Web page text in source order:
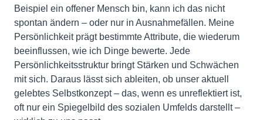
Beispiel ein offener Mensch bin, kann ich das nicht
spontan ändern – oder nur in Ausnahmefällen. Meine
Persönlichkeit prägt bestimmte Attribute, die wiederum
beeinflussen, wie ich Dinge bewerte. Jede
Persönlichkeitsstruktur bringt Stärken und Schwächen
mit sich. Daraus lässt sich ableiten, ob unser aktuell
gelebtes Selbstkonzept – das, wenn es unreflektiert ist,
oft nur ein Spiegelbild des sozialen Umfelds darstellt –